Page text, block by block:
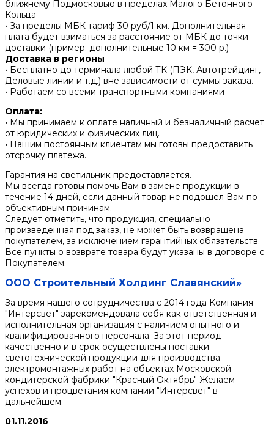
ближнему Подмосковью в пределах Малого Бетонного
Кольца
• За пределы МБК тариф 30 руб/1 км. Дополнительная
плата будет взиматься за расстояние от МБК до точки
доставки (пример: дополнительные 10 км = 300 р.)
Доставка в регионы
• Бесплатно до терминала любой ТК (ПЭК, Автотрейдинг,
Деловые линии и т.д.) вне зависимости от суммы заказа.
• Работаем со всеми транспортными компаниями
Оплата:
• Мы принимаем к оплате наличный и безналичный расчет
от юридических и физических лиц.
• Нашим постоянным клиентам мы готовы предоставить
отсрочку платежа.
Гарантия на светильник предоставляется.
Мы всегда готовы помочь Вам в замене продукции в
течение 14 дней, если данный товар не подошел Вам по
объективным причинам.
Следует отметить, что продукция, специально
произведенная под заказ, не может быть возвращена
покупателем, за исключением гарантийных обязательств.
Все пункты о возврате товара будут указаны в договоре с
Покупателем.
ООО Строительный Холдинг Славянский»
За время нашего сотрудничества с 2014 года Компания
"Интерсвет" зарекомендовала себя как ответственная и
исполнительная организация с наличием опытного и
квалифицированного персонала. За этот период
качественно и в срок осуществлены поставки
светотехнической продукции для производства
электромонтажных работ на объектах Московской
кондитерской фабрики "Красный Октябрь" Желаем
успехов и процветания компании "Интерсвет" в
дальнейшем.
01.11.2016